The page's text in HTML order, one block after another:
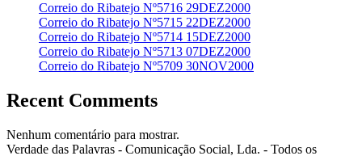
Correio do Ribatejo Nº5716 29DEZ2000
Correio do Ribatejo Nº5715 22DEZ2000
Correio do Ribatejo Nº5714 15DEZ2000
Correio do Ribatejo Nº5713 07DEZ2000
Correio do Ribatejo Nº5709 30NOV2000
Recent Comments
Nenhum comentário para mostrar.
Verdade das Palavras - Comunicação Social, Lda. - Todos os